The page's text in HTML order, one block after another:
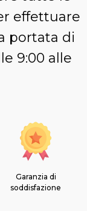
effettuare
portata di
9:00 alle
Garanzia di
soddisfazione